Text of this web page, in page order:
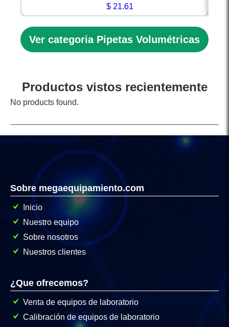
$21.61
Ver categoria Pipetas Volumétricas
Productos vistos recientemente
No products found.
Sobre megaequipamiento.com
Inicio
Nuestro equipo
Sobre nosotros
Nuestros clientes
¿Que ofrecemos?
Venta de equipos de laboratorio
Calibración de equipos de laboratorio